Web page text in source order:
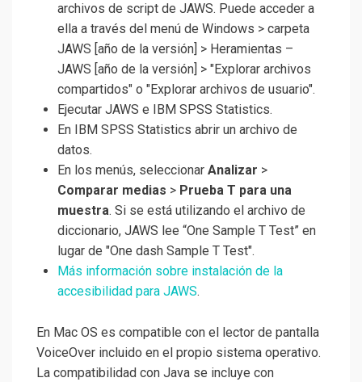
archivos de script de JAWS. Puede acceder a
ella a través del menú de Windows > carpeta
JAWS [año de la versión] > Heramientas –
JAWS [año de la versión] > "Explorar archivos
compartidos" o "Explorar archivos de usuario".
Ejecutar JAWS e IBM SPSS Statistics.
En IBM SPSS Statistics abrir un archivo de
datos.
En los menús, seleccionar Analizar >
Comparar medias > Prueba T para una
muestra. Si se está utilizando el archivo de
diccionario, JAWS lee “One Sample T Test” en
lugar de "One dash Sample T Test".
Más información sobre instalación de la
accesibilidad para JAWS.
En Mac OS es compatible con el lector de pantalla
VoiceOver incluido en el propio sistema operativo.
La compatibilidad con Java se incluye con